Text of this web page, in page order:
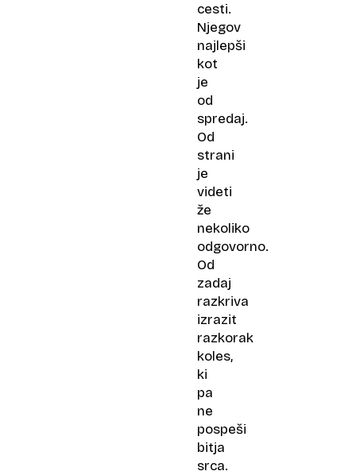
cesti.
Njegov
najlepši
kot
je
od
spredaj.
Od
strani
je
videti
že
nekoliko
odgovorno.
Od
zadaj
razkriva
izrazit
razkorak
koles,
ki
pa
ne
pospeši
bitja
srca.